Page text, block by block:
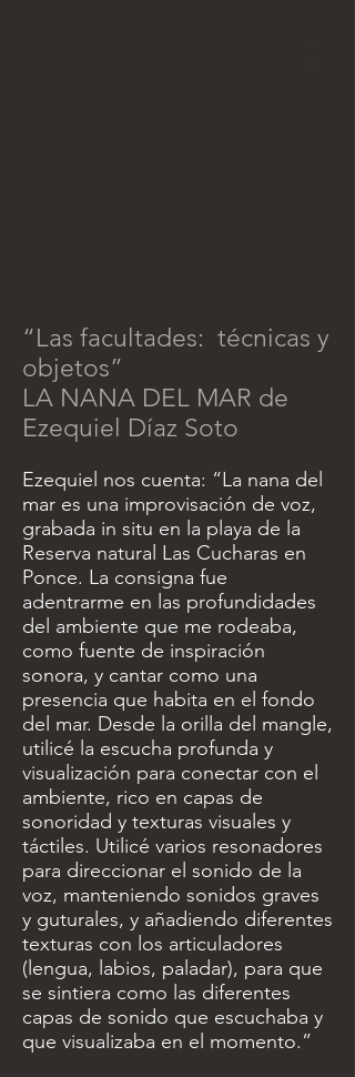
“Las facultades: técnicas y
objetos”
LA NANA DEL MAR de
Ezequiel Díaz Soto
Ezequiel nos cuenta: “La nana del
mar es una improvisación de voz,
grabada in situ en la playa de la
Reserva natural Las Cucharas en
Ponce. La consigna fue
adentrarme en las profundidades
del ambiente que me rodeaba,
como fuente de inspiración
sonora, y cantar como una
presencia que habita en el fondo
del mar. Desde la orilla del mangle,
utilicé la escucha profunda y
visualización para conectar con el
ambiente, rico en capas de
sonoridad y texturas visuales y
táctiles. Utilicé varios resonadores
para direccionar el sonido de la
voz, manteniendo sonidos graves
y guturales, y añadiendo diferentes
texturas con los articuladores
(lengua, labios, paladar), para que
se sintiera como las diferentes
capas de sonido que escuchaba y
que visualizaba en el momento.”